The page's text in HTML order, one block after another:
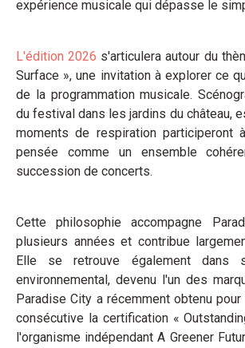
expérience musicale qui dépasse le
L'édition 2026 s'articulera autour du
Surface », une invitation à explorer ce
de la programmation musicale.
du festival dans les jardins du château,
moments de respiration participeront
pensée comme un ensemble
succession de concerts.
Cette philosophie accompagne
plusieurs années et contribue
Elle se retrouve également dans
environnemental, devenu l'un des
Paradise City a récemment obtenu
consécutive la certification «
l'organisme indépendant A Greener